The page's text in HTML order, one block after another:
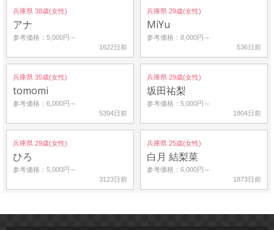
兵庫県 38歳(女性)
アナ
参考価格：5,000円～
1622日前
兵庫県 29歳(女性)
MiYu
参考価格：8,000円～
536日前
兵庫県 35歳(女性)
tomomi
参考価格：6,000円～
5394日前
兵庫県 29歳(女性)
坂田祐梨
参考価格：5,000円～
1804日前
兵庫県 29歳(女性)
ひろ
参考価格：5,000円～
3123日前
兵庫県 25歳(女性)
白月 結梨菜
参考価格：6,000円～
1873日前